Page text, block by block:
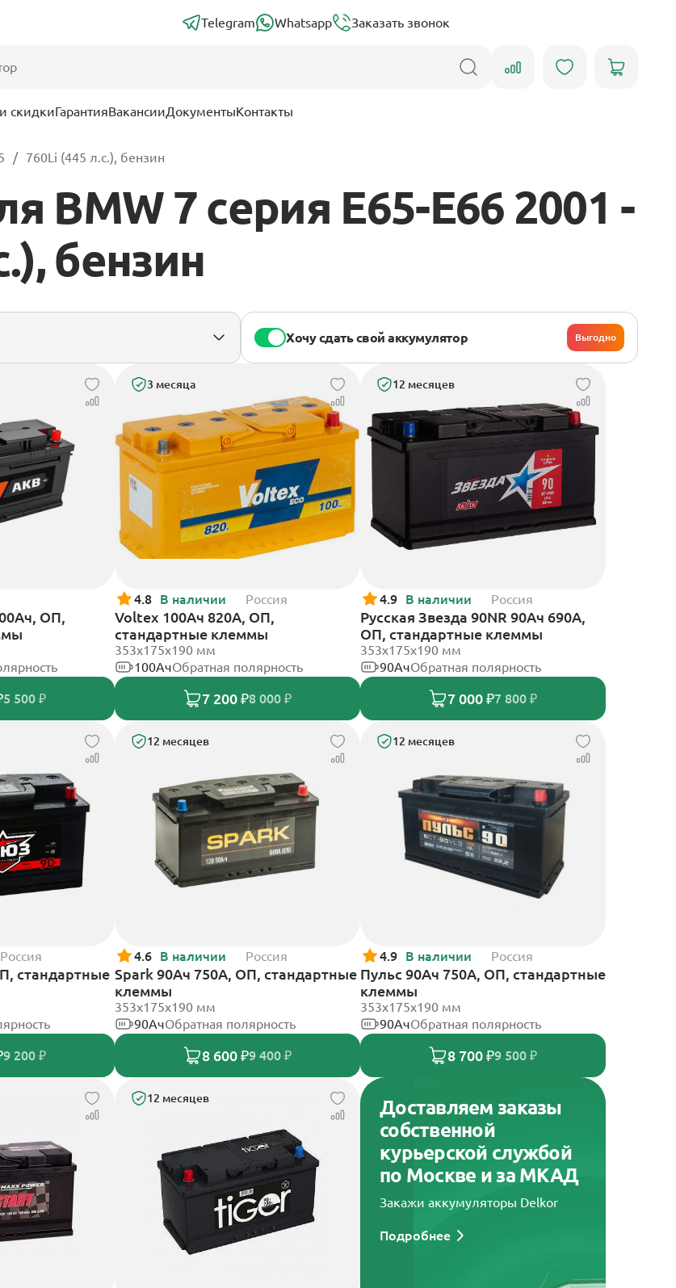
Telegram Whatsapp Заказать звонок
скидкиГарантияВакансииДокументыКонтакты
760Li (445 л.с.), бензин
BMW 7 серия E65-E66 2001 -
бензин
Хочу сдать свой аккумулятор Выгодно
ОП,
5 500 ₽
3 месяца
4.8 В наличии Россия
Voltex 100Ач 820А, ОП,
стандартные клеммы
353х175х190 мм
100АчОбратная полярность
7 200 ₽8 000 ₽
12 месяцев
4.9 В наличии Россия
Русская Звезда 90NR 90Ач 690А,
ОП, стандартные клеммы
353x175x190 мм
90АчОбратная полярность
7 000 ₽7 800 ₽
Россия
стандартные
9 200 ₽
12 месяцев
4.6 В наличии Россия
Spark 90Ач 750А, ОП, стандартные
клеммы
353х175х190 мм
90АчОбратная полярность
8 600 ₽9 400 ₽
12 месяцев
4.9 В наличии Россия
Пульс 90Ач 750А, ОП, стандартные
клеммы
353x175x190 мм
90АчОбратная полярность
8 700 ₽9 500 ₽
12 месяцев
Доставляем заказы
собственной
курьерской службой
по Москве и за МКАД
Закажи аккумуляторы Delkor
Подробнее